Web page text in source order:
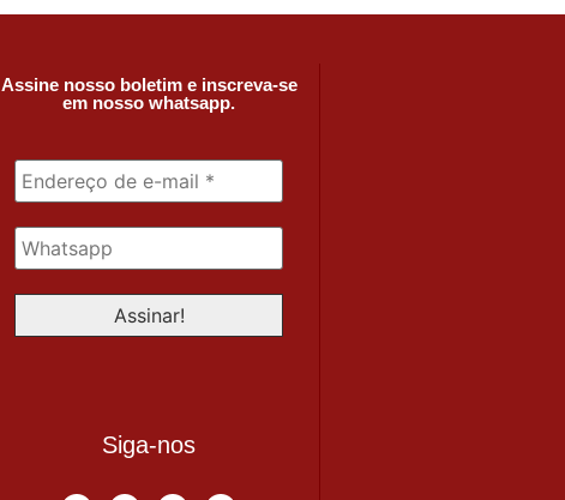
Assine nosso boletim e inscreva-se
em nosso whatsapp.
Siga-nos